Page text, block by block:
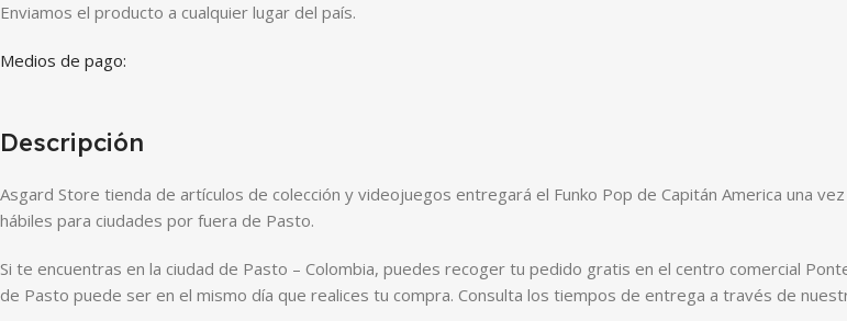
Enviamos el producto a cualquier lugar del país.
Medios de pago:
Descripción
Asgard Store tienda de artículos de colección y videojuegos entregará el Funko Pop de Capitán America una
hábiles para ciudades por fuera de Pasto.
Si te encuentras en la ciudad de Pasto – Colombia, puedes recoger tu pedido gratis en el centro comercial
de Pasto puede ser en el mismo día que realices tu compra. Consulta los tiempos de entrega a través de